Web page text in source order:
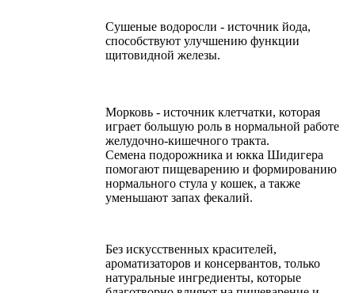
Сушеные водоросли - источник йода,
способствуют улучшению функции
щитовидной железы.
Морковь - источник клетчатки, которая
играет большую роль в нормальной работе
желудочно-кишечного тракта.
Семена подорожника и юкка Шидигера
помогают пищеварению и формированию
нормального стула у кошек, а также
уменьшают запах фекалий.
Без искусственных красителей,
ароматизаторов и консервантов, только
натуральные ингредиенты, которые